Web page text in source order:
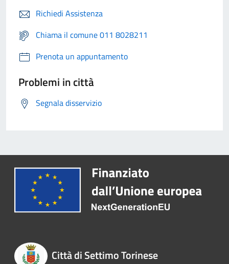
Richiedi Assistenza
Chiama il comune 011 8028211
Prenota un appuntamento
Problemi in città
Segnala disservizio
Città di Settimo Torinese